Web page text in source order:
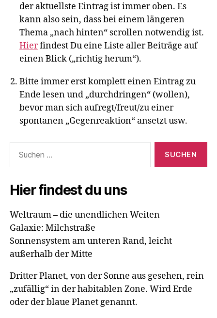
der aktuellste Eintrag ist immer oben. Es
kann also sein, dass bei einem längeren
Thema „nach hinten“ scrollen notwendig ist.
Hierfindest Du eine Liste aller Beiträge auf
einen Blick („richtig herum“).
Bitte immer erst komplett einen Eintrag zu
Ende lesen und „durchdringen“ (wollen),
bevor man sich aufregt/freut/zu einer
spontanen „Gegenreaktion“ ansetzt usw.
nach:
Hier findest du uns
Weltraum – die unendlichen Weiten
Galaxie: Milchstraße
Sonnensystem am unteren Rand, leicht
außerhalb der Mitte
Dritter Planet, von der Sonne aus gesehen, rein
„zufällig“ in der habitablen Zone. Wird Erde
oder der blaue Planet genannt.